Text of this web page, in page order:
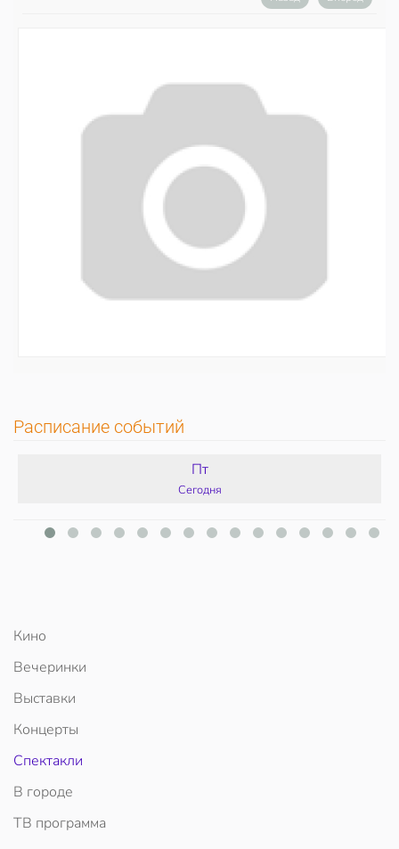
Расписание событий
Пт
Сегодня
Кино
Вечеринки
Выставки
Концерты
Спектакли
В городе
ТВ программа